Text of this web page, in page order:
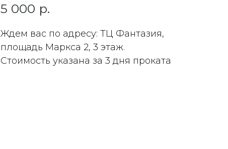
5 000 р.
Ждем вас по адресу: ТЦ Фантазия,
площадь Маркса 2, 3 этаж.
Стоимость указана за 3 дня проката